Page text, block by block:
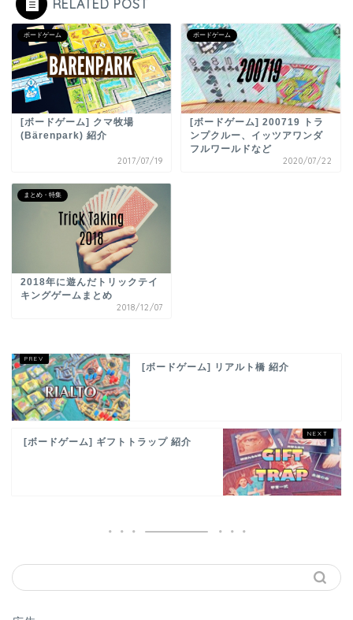
RELATED POST
ボードゲーム
[ボードゲーム] クマ牧場
(Bärenpark) 紹介
2017/07/19
ボードゲーム
[ボードゲーム] 200719 トラ
ンプクルー、イッツアワンダ
フルワールドなど
2020/07/22
まとめ・特集
2018年に遊んだトリックテイ
キングゲームまとめ
2018/12/07
[ボードゲーム] リアルト橋 紹介
[ボードゲーム] ギフトトラップ 紹介